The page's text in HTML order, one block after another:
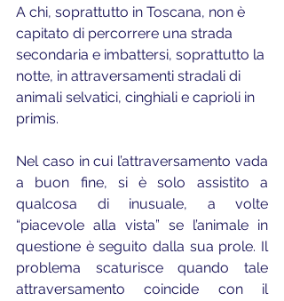
A chi, soprattutto in Toscana, non è
capitato di percorrere una strada
secondaria e imbattersi, soprattutto la
notte, in attraversamenti stradali di
animali selvatici, cinghiali e caprioli in
primis.
Nel caso in cui l’attraversamento vada
a buon fine, si è solo assistito a
qualcosa di inusuale, a volte
“piacevole alla vista” se l’animale in
questione è seguito dalla sua prole. Il
problema scaturisce quando tale
attraversamento coincide con il